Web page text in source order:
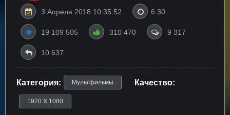
3 Апреля 2018 10:35:52 6:30
19 109 505 310 470 9 317
10 637
Категория: Мультфильмы Качество:
1920 X 1080